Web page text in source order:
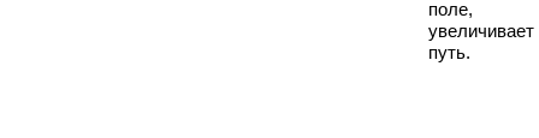
поле,
путь.